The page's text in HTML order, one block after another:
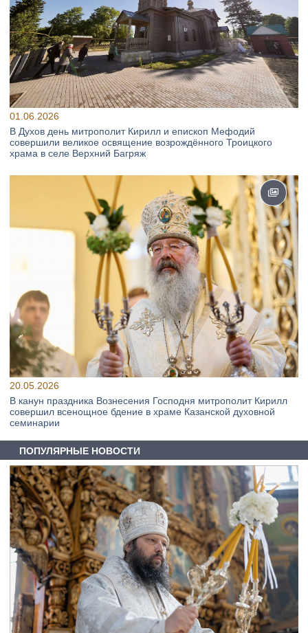
01.06.2026
В Духов день митрополит Кирилл и епископ Мефодий
совершили великое освящение возрождённого Троицкого
храма в селе Верхний Багряж
20.05.2026
В канун праздника Вознесения Господня митрополит Кирилл
совершил всенощное бдение в храме Казанской духовной
семинарии
ПОПУЛЯРНЫЕ НОВОСТИ